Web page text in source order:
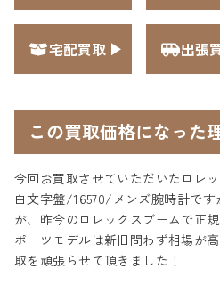
宅配買取 出張
この買取価格になった
今回お買取させていただいたロレ
白文字盤/16570/メンズ腕時計です
が、昨今のロレックスブームで正
ポーツモデルは新旧問わず相場が
取を頑張らせて頂きました！